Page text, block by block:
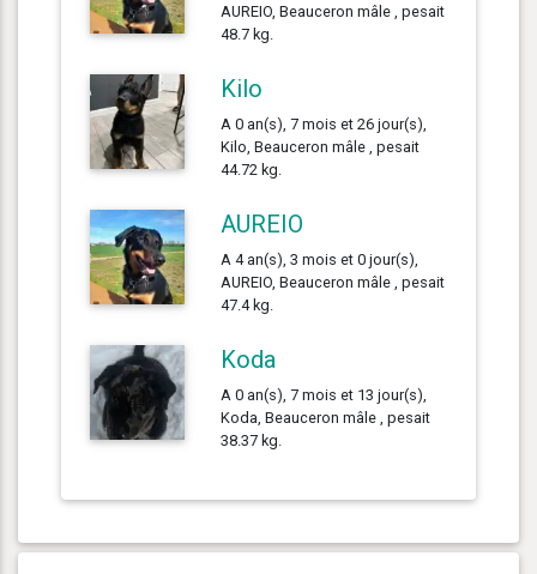
AUREIO, Beauceron mâle , pesait
48.7 kg.
Kilo
A 0 an(s), 7 mois et 26 jour(s),
Kilo, Beauceron mâle , pesait
44.72 kg.
AUREIO
A 4 an(s), 3 mois et 0 jour(s),
AUREIO, Beauceron mâle , pesait
47.4 kg.
Koda
A 0 an(s), 7 mois et 13 jour(s),
Koda, Beauceron mâle , pesait
38.37 kg.